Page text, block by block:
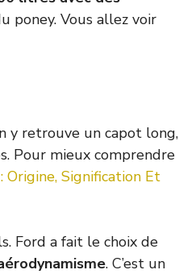
poney. Vous allez voir
y retrouve un capot long,
Pour mieux comprendre
Origine, Signification Et
Ford a fait le choix de
. C’est un